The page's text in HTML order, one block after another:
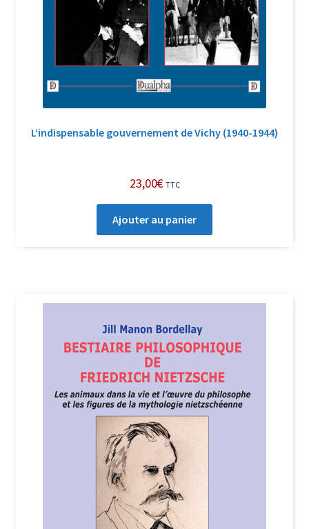
L’indispensable gouvernement de Vichy (1940-1944)
23,00€ TTC
Ajouter au panier